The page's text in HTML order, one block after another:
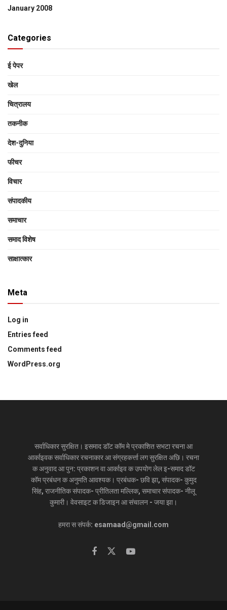
January 2008
Categories
ई पेपर
खेल
चित्रालय
तकनीक
देश-दुनिया
फीचर
विचार
संपादकीय
समाचार
समाद विशेष
साक्षात्‍कार
Meta
Log in
Entries feed
Comments feed
WordPress.org
सर्वाधिकार सुरक्षित। इसमाद डॉट कॉम मे प्रकाशित सभटा रचना आ
आर्काइवक सर्वाधिकार रचनाकार आ संग्रहकर्त्ता लग सुरक्षित अछि। रचना
क अनुवाद आ पुन: प्रकाशन वा आर्काइव क उपयोग लेल इ-समाद डॉट
कॉम प्रबंधन क अनुमति आवश्यक। प्रबंधक- छवि झा, संपादक- कुमुद
सिंह, राजनीतिक संपादक- प्रीतिलता मल्लिक, समाचार संपादक- नीलू
कुमारी। वेवसाइट क डिजाइन आ संचालन - जया झा।
हमरा स संपर्क: esamaad@gmail.com